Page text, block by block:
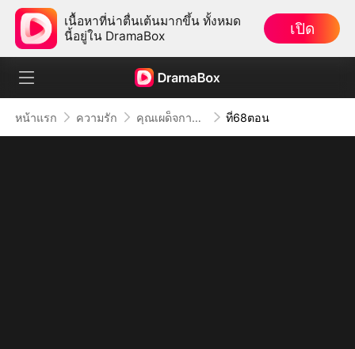
เนื้อหาที่น่าตื่นเต้นมากขึ้น ทั้งหมด
นี้อยู่ใน DramaBox
เปิด
หน้าแรก ความรัก คุณเผด็จการจอมซาดิสม์ ที่68ตอน